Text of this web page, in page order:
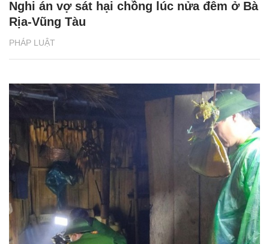
PHÁP LUẬT
Nghi án vợ sát hại chồng lúc nửa đêm ở Bà
Rịa-Vũng Tàu